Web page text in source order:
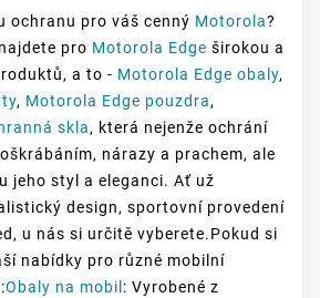
ochranu pro váš cenný Motorola?
pro Motorola Edge širokou a
a to - Motorola Edge obaly,
, Motorola Edge pouzdra,
skla, která nejenže ochrání
nárazy a prachem, ale
jeho styl a eleganci. Ať už
design, sportovní provedení
u nás si určitě vyberete.Pokud si
nabídky pro různé mobilní
Obaly na mobil : Vyrobené z